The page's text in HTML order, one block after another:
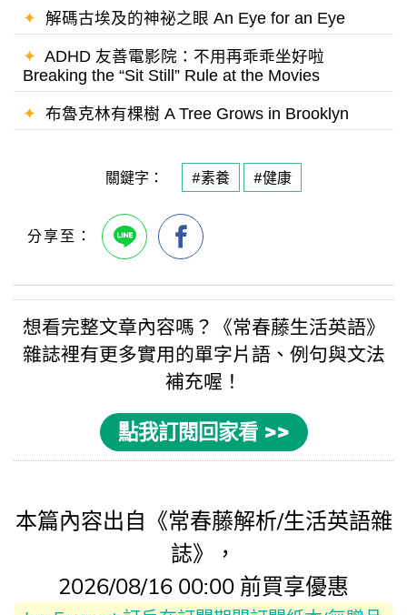
✦ 解碼古埃及的神祕之眼 An Eye for an Eye
✦ ADHD 友善電影院：不用再乖乖坐好啦
Breaking the “Sit Still” Rule at the Movies
✦ 布魯克林有棵樹 A Tree Grows in Brooklyn
關鍵字： #素養 #健康
想看完整文章內容嗎？《常春藤生活英語》
雜誌裡有更多實用的單字片語 、例句與文法
補充喔！
點我訂閱回家看 >>
本篇內容出自《常春藤解析/生活英語雜
誌》，
2026/08/16 00:00 前買享優惠